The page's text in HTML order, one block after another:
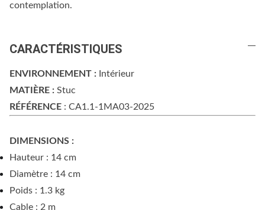
contemplation.
CARACTÉRISTIQUES
ENVIRONNEMENT : Intérieur
MATIÈRE : Stuc
RÉFÉRENCE : CA1.1-1MA03-2025
DIMENSIONS :
Hauteur : 14 cm
Diamètre : 14 cm
Poids : 1.3 kg
Cable : 2 m